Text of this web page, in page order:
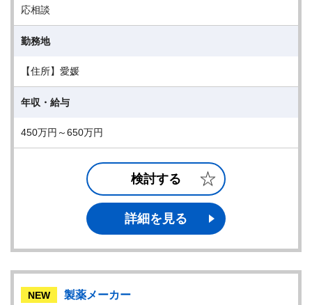
応相談
勤務地
【住所】愛媛
年収・給与
450万円～650万円
検討する
詳細を見る
NEW 製薬メーカー